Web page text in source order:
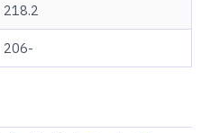
218.2
206-